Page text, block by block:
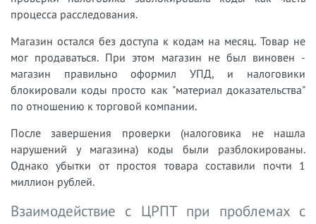
процесса расследования.
Магазин остался без доступа к кодам на месяц. Товар не
мог продаваться. При этом магазин не был виновен -
магазин правильно оформил УПД, и налоговики
блокировали коды просто как "материал доказательства"
по отношению к торговой компании.
После завершения проверки (налоговика не нашла
нарушений у магазина) коды были разблокированы.
Однако убытки от простоя товара составили почти 1
миллион рублей.
Взаимодействие с ЦРПТ при проблемах с